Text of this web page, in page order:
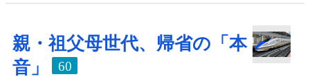
親・祖父母世代、帰省の「本
音」
60